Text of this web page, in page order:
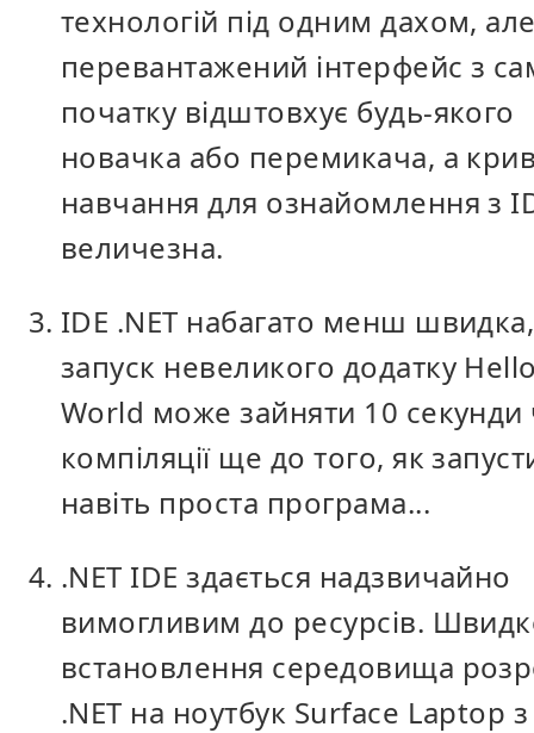
технологій під одним дахом,
перевантажений інтерфейс з
початку відштовхує будь-якого
новачка або перемикача, а
навчання для ознайомлення з
величезна.
IDE .NET набагато менш швидка,
запуск невеликого додатку
World може зайняти 10 секунди
компіляції ще до того, як
навіть проста програма...
.NET IDE здається надзвичайно
вимогливим до ресурсів.
встановлення середовища
.NET на ноутбук Surface Laptop